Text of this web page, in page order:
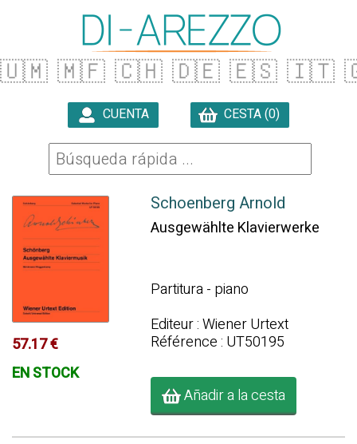
🇺🇲 🇲🇫 🇨🇭 🇩🇪 🇪🇸 🇮🇹
CUENTA CESTA (0)
57.17 €
EN STOCK
Schoenberg Arnold
Ausgewählte Klavierwerke
Partitura - piano
Editeur : Wiener Urtext
Référence : UT50195
Añadir a la cesta